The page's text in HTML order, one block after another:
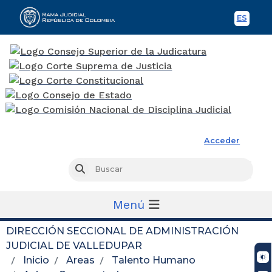
ES
Acceder
Buscar
Menú
DIRECCIÓN SECCIONAL DE ADMINISTRACIÓN
JUDICIAL DE VALLEDUPAR
Inicio
Areas
Talento Humano
Temas de la Dirección Seccional
Temas de la Dirección Seccional
Nueva imagen (3)
Noticias